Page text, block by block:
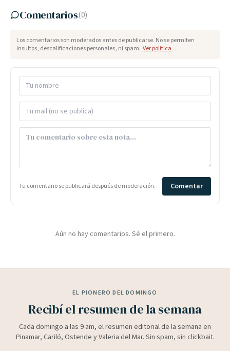
Comentarios(0)
Los comentarios son moderados antes de publicarse. No se permiten
insultos, descalificaciones personales, ni spam. Ver política
Tu comentario se publicará después de moderación. Comentar
Aún no hay comentarios. Sé el primero.
EL PIONERO DEL DOMINGO
Recibí el resumen de la semana
Cada domingo a las 9 am, el resumen editorial de la semana en
Pinamar, Cariló, Ostende y Valeria del Mar. Sin spam, sin clickbait.